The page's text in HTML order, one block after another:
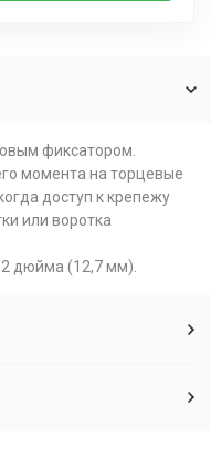
фиксатором.
момента на торцевые
доступ к крепежу
или воротка
дюйма (12,7 мм).